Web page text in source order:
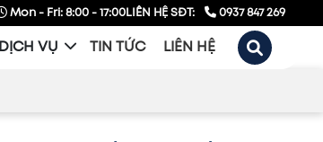
Mon - Fri: 8:00 - 17:00 LIÊN HỆ SĐT: 0937 847 269
DỊCH VỤ TIN TỨC LIÊN HỆ